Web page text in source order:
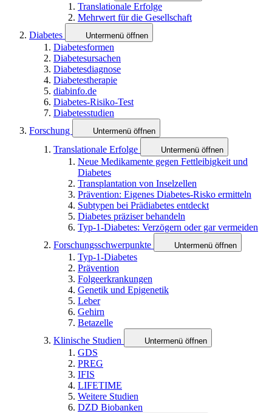
Translationale Erfolge
Mehrwert für die Gesellschaft
Diabetes
Untermenü öffnen
Diabetesformen
Diabetesursachen
Diabetesdiagnose
Diabetestherapie
diabinfo.de
Diabetes-Risiko-Test
Diabetesstudien
Forschung
Untermenü öffnen
Translationale Erfolge Untermenü öffnen
Neue Medikamente gegen Fettleibigkeit und
Diabetes
Transplantation von Inselzellen
Prävention: Eigenes Diabetes-Risko ermitteln
Subtypen bei Prädiabetes entdeckt
Diabetes präziser behandeln
Typ-1-Diabetes: Verzögern oder gar vermeiden
Forschungsschwerpunkte
Untermenü öffnen
Typ-1-Diabetes
Prävention
Folgeerkrankungen
Genetik und Epigenetik
Leber
Gehirn
Betazelle
Klinische Studien
Untermenü öffnen
GDS
PREG
IFIS
LIFETIME
Weitere Studien
DZD Biobanken